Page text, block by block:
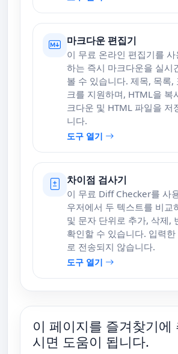
마크다운 편집기
이 무료 온라인 편집기를 사
하는 즉시 마크다운을 실시
볼 수 있습니다. 제목, 목록,
크를 지원하며, HTML을 복
크다운 및 HTML 파일을 저
니다.
도구 열기
차이점 검사기
이 무료 Diff Checker를 사
우저에서 두 텍스트를 비교
및 문자 단위로 추가, 삭제,
확인할 수 있습니다. 입력한
로 전송되지 않습니다.
도구 열기
이 페이지를 즐겨찾기에
시면 도움이 됩니다.